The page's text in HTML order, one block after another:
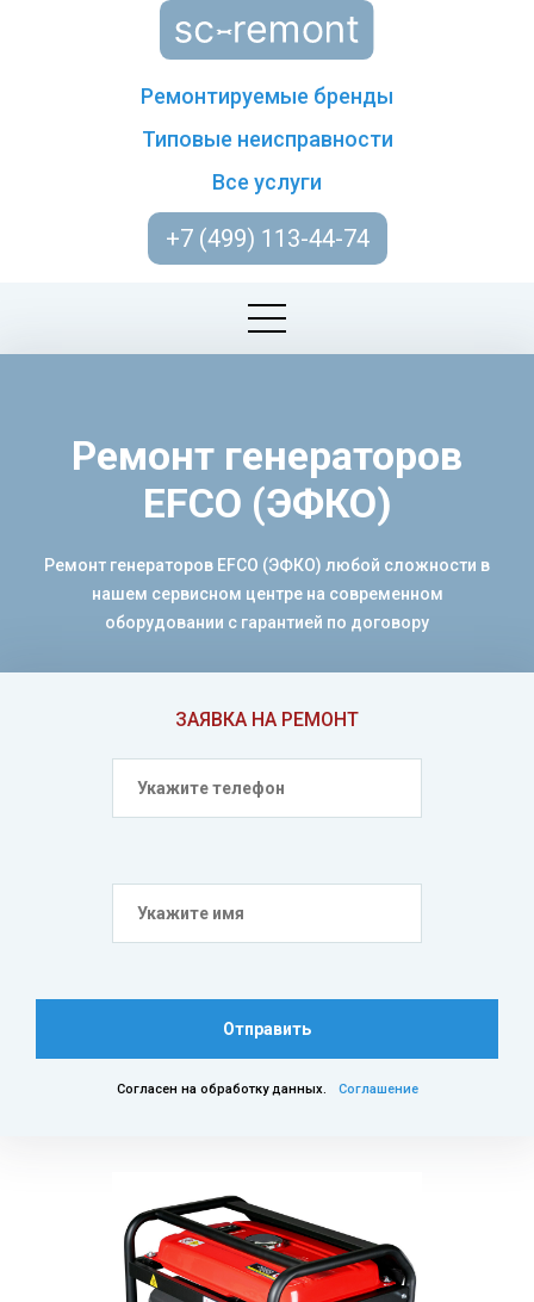
Ремонтируемые бренды
Типовые неисправности
Все услуги
+7 (499) 113-44-74
ЗАЯВКА НА РЕМОНТ
Отправить
Согласен на обработку данных. Соглашение
Ремонт генераторов
EFCO (ЭФКО)
Ремонт генераторов EFCO (ЭФКО) любой сложности в
нашем сервисном центре на современном
оборудовании с гарантией по договору